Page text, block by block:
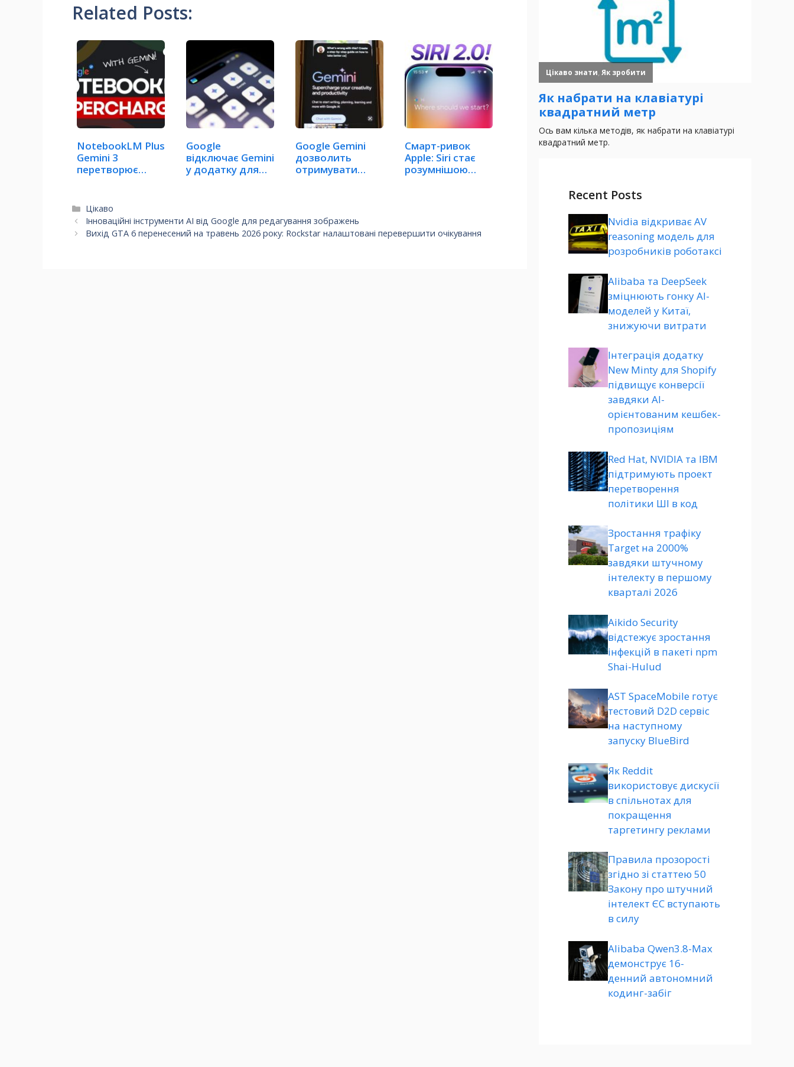
Related Posts:
NotebookLM Plus
Gemini 3
перетворює
Google
відключає Gemini
у додатку для
Google Gemini
дозволить
отримувати
Смарт-ривок
Apple: Siri стає
розумнішою
Категорії
Цікаво
Інноваційні інструменти AI від Google для редагування зображень
Вихід GTA 6 перенесений на травень 2026 року: Rockstar налаштовані перевершити очікування
Recent Posts
Nvidia відкриває AV
reasoning модель для
розробників роботаксі
Alibaba та DeepSeek
зміцнюють гонку AI-
моделей у Китаї,
знижуючи витрати
Інтеграція додатку
New Minty для Shopify
підвищує конверсії
завдяки AI-
орієнтованим кешбек-
пропозиціям
Red Hat, NVIDIA та IBM
підтримують проект
перетворення
політики ШІ в код
Зростання трафіку
Target на 2000%
завдяки штучному
інтелекту в першому
кварталі 2026
Aikido Security
відстежує зростання
інфекцій в пакеті npm
Shai-Hulud
AST SpaceMobile готує
тестовий D2D сервіс
на наступному
запуску BlueBird
Як Reddit
використовує дискусії
в спільнотах для
покращення
таргетингу реклами
Правила прозорості
згідно зі статтею 50
Закону про штучний
інтелект ЄС вступають
в силу
Alibaba Qwen3.8-Max
демонструє 16-
денний автономний
кодинг-забіг